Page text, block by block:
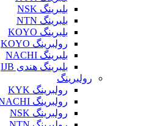
بلبرینگ NSK
بلبرینگ NTN
بلبرینگ KOYO
رولبرینگ KOYO
بلبرینگ NACHI
بلبرینگ هندی IJB
رولبرینگ
رولبرینگ KYK
رولبرینگ NACHI
رولبرینگ NSK